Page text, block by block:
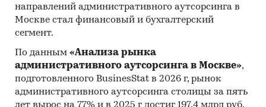
направлений административного аутсорсинга в
Москве стал финансовый и бухгалтерский
сегмент.
По данным «Анализа рынка
административного аутсорсинга в Москве»,
подготовленного BusinesStat в 2026 г, рынок
административного аутсорсинга столицы за пять